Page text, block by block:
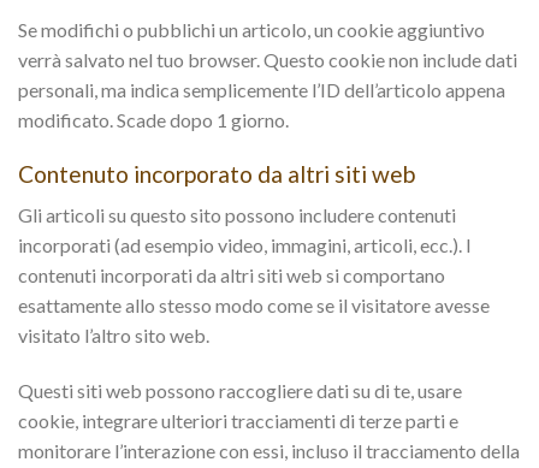
Se modifichi o pubblichi un articolo, un cookie aggiuntivo
verrà salvato nel tuo browser. Questo cookie non include dati
personali, ma indica semplicemente l’ID dell’articolo appena
modificato. Scade dopo 1 giorno.
Contenuto incorporato da altri siti web
Gli articoli su questo sito possono includere contenuti
incorporati (ad esempio video, immagini, articoli, ecc.). I
contenuti incorporati da altri siti web si comportano
esattamente allo stesso modo come se il visitatore avesse
visitato l’altro sito web.
Questi siti web possono raccogliere dati su di te, usare
cookie, integrare ulteriori tracciamenti di terze parti e
monitorare l’interazione con essi, incluso il tracciamento della